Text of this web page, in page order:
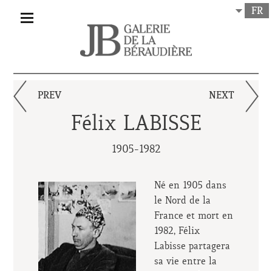
FR
PREV NEXT
Félix LABISSE
1905-1982
Né en 1905 dans
le Nord de la
France et mort en
1982, Félix
Labisse partagera
sa vie entre la